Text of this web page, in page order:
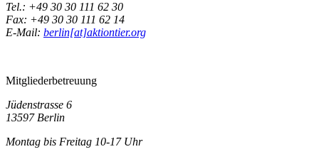
Tel.: +49 30 30 111 62 30
Fax: +49 30 30 111 62 14
E-Mail: berlin[at]aktiontier.org
Mitgliederbetreuung
Jüdenstrasse 6
13597 Berlin
Montag bis Freitag 10-17 Uhr